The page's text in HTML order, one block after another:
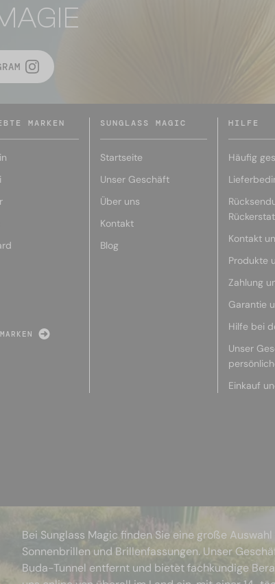
MARKEN SUNGLASS MAGIC
Startseite
Unser Geschäft
Über uns
Kontakt
Blog
HILFE
Häufig
Kontakt
Produkte
Zahlung
Garantie
Hilfe bei
Unser
Einkauf
Bei Sunglass Magic finden Sie eine große
Sonnenbrillen und Brillenfassungen. Unser
Buda-Tunnel entfernt und bietet fachkundige